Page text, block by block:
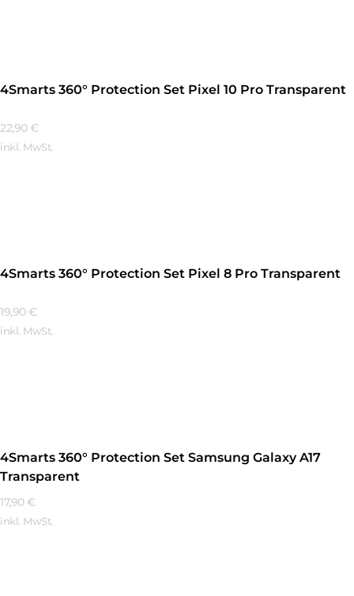
4Smarts 360° Protection Set Pixel 10 Pro Transparent
22,90 €
inkl. MwSt.
4Smarts 360° Protection Set Pixel 8 Pro Transparent
19,90 €
inkl. MwSt.
4Smarts 360° Protection Set Samsung Galaxy A17
Transparent
17,90 €
inkl. MwSt.